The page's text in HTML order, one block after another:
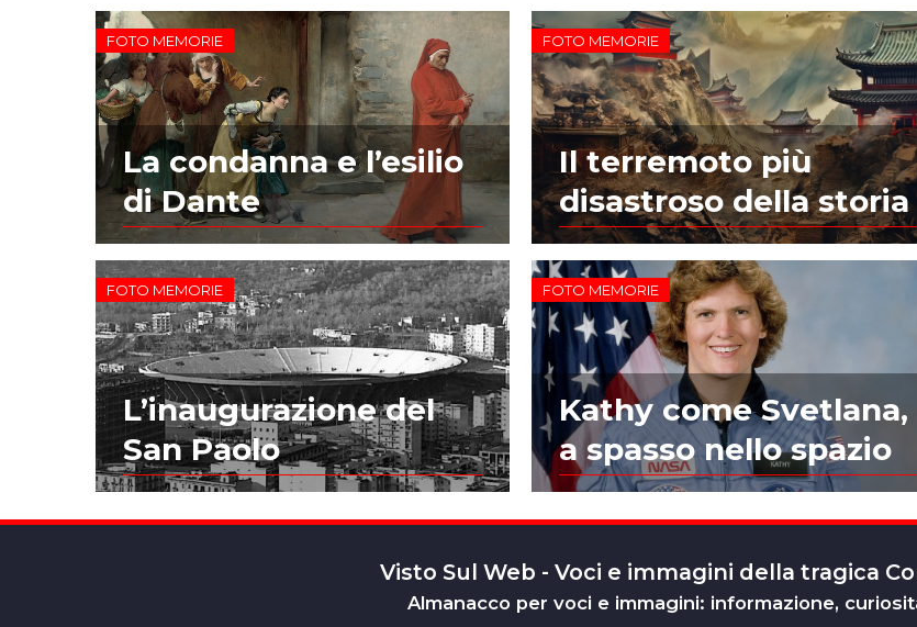
FOTO MEMORIE
La condanna e l’esilio
di Dante
FOTO MEMORIE
Il terremoto più
disastroso della storia
FOTO MEMORIE
L’inaugurazione del
San Paolo
FOTO MEMORIE
Kathy come Svetlana,
a spasso nello spazio
Visto Sul Web - Voci e immagini della tragica
Almanacco per voci e immagini: informazione,